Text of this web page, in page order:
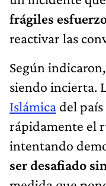
frágiles
reactivar las
Según
siendo incierta.
Islámica del
rápidamente el
intentando
ser desafiado